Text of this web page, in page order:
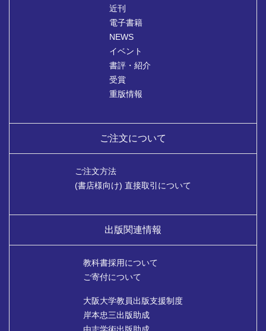
近刊
電子書籍
NEWS
イベント
書評・紹介
受賞
重版情報
ご注文について
ご注文方法
(書店様向け) 直接取引について
出版関連情報
教科書採用について
ご寄付について
大阪大学教員出版支援制度
岸本忠三出版助成